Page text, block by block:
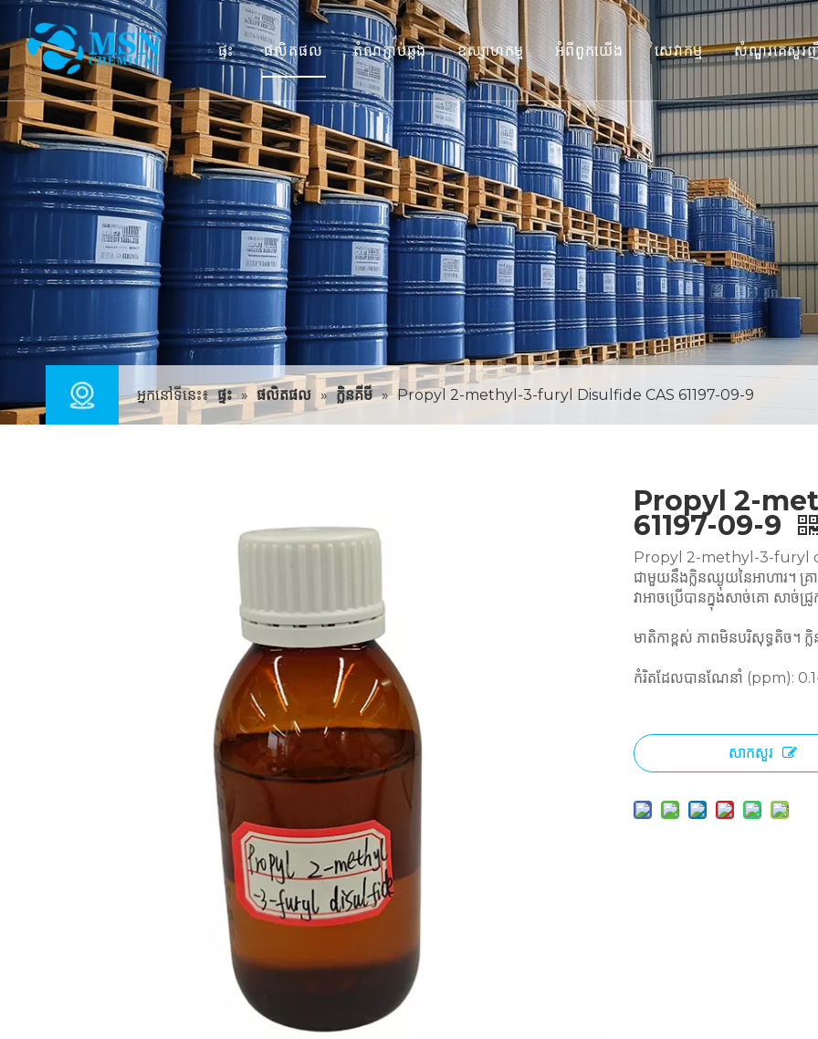
ផ្ទះ ផលិតផល តំណភ្ជាប់ឆ្លង ឧស្សាហកម្ម អំពីពួកយើង សេវាកម្ម សំណួរគេសួរ
អ្នកនៅទីនេះ៖ ផ្ទះ » ផលិតផល » ក្លិនគីមី » Propyl 2-methyl-3-furyl Disulfide CAS 61197-09-9
Propyl 2-
61197-09-9
Propyl 2-methyl-3-furyl
ជាមួយនឹងក្លិនឈ្ងុយនៃអាហារ។ គ្រ
វាអាចប្រើបានក្នុងសាច់គោ សាច់ជ្
មាតិកាខ្ពស់ ភាពមិនបរិសុទ្ធតិច។
កំរិតដែលបានណែនាំ (ppm):
សាកសួរ